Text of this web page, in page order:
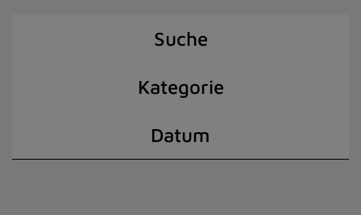
Suche
Kategorie
Datum